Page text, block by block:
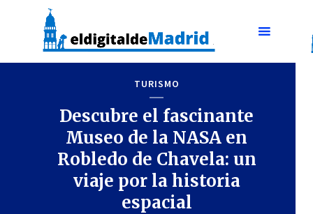
TURISMO
Descubre el fascinante
Museo de la NASA en
Robledo de Chavela: un
viaje por la historia
espacial